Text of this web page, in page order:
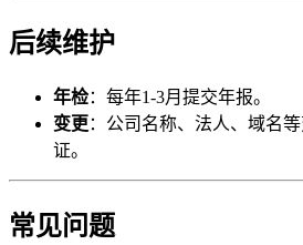
后续维护
年检：每年1-3月提交年报。
变更 ：公司名称、法人、域名
证。
常见问题